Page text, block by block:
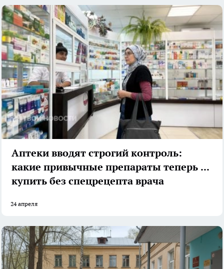
Аптеки вводят строгий контроль:
какие привычные препараты теперь не
купить без спецрецепта врача
24 апреля